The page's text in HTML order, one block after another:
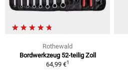
Rothewald
Bordwerkzeug 52-teilig Zoll
64,99 €1